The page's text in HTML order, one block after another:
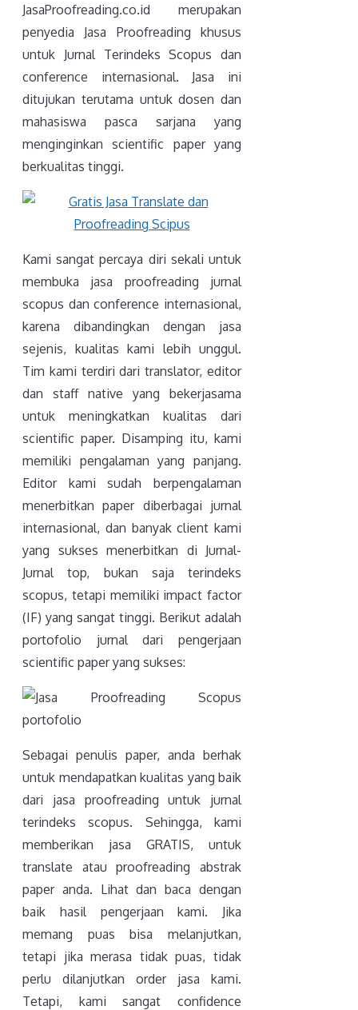
JasaProofreading.co.id merupakan
penyedia Jasa Proofreading khusus
untuk Jurnal Terindeks Scopus dan
conference internasional. Jasa ini
ditujukan terutama untuk dosen dan
mahasiswa pasca sarjana yang
menginginkan scientific paper yang
berkualitas tinggi.
Kami sangat percaya diri sekali untuk
membuka jasa proofreading jurnal
scopus dan conference internasional,
karena dibandingkan dengan jasa
sejenis, kualitas kami lebih unggul.
Tim kami terdiri dari translator, editor
dan staff native yang bekerjasama
untuk meningkatkan kualitas dari
scientific paper. Disamping itu, kami
memiliki pengalaman yang panjang.
Editor kami sudah berpengalaman
menerbitkan paper diberbagai jurnal
internasional, dan banyak client kami
yang sukses menerbitkan di Jurnal-
Jurnal top, bukan saja terindeks
scopus, tetapi memiliki impact factor
(IF) yang sangat tinggi. Berikut adalah
portofolio jurnal dari pengerjaan
scientific paper yang sukses:
Sebagai penulis paper, anda berhak
untuk mendapatkan kualitas yang baik
dari jasa proofreading untuk jurnal
terindeks scopus. Sehingga, kami
memberikan jasa GRATIS, untuk
translate atau proofreading abstrak
paper anda. Lihat dan baca dengan
baik hasil pengerjaan kami. Jika
memang puas bisa melanjutkan,
tetapi jika merasa tidak puas, tidak
perlu dilanjutkan order jasa kami.
Tetapi, kami sangat confidence